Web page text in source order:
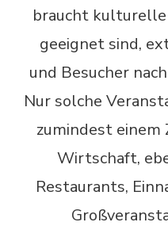
braucht
geeignet sind,
und Besucher
Nur solche
zumindest
Wirtschaft,
Restaurants,